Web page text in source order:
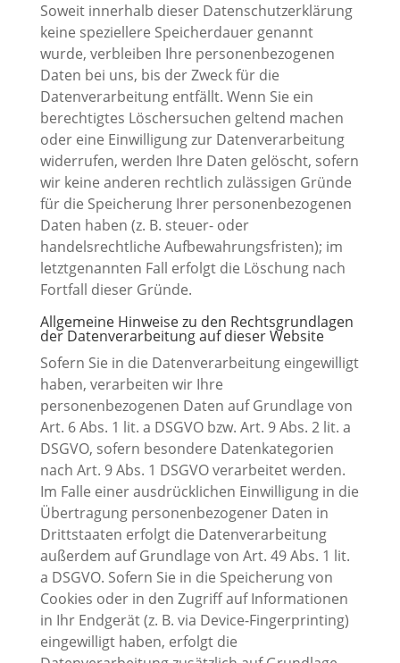
Soweit innerhalb dieser Datenschutzerklärung
keine speziellere Speicherdauer genannt
wurde, verbleiben Ihre personenbezogenen
Daten bei uns, bis der Zweck für die
Datenverarbeitung entfällt. Wenn Sie ein
berechtigtes Löschersuchen geltend machen
oder eine Einwilligung zur Datenverarbeitung
widerrufen, werden Ihre Daten gelöscht, sofern
wir keine anderen rechtlich zulässigen Gründe
für die Speicherung Ihrer personenbezogenen
Daten haben (z. B. steuer- oder
handelsrechtliche Aufbewahrungsfristen); im
letztgenannten Fall erfolgt die Löschung nach
Fortfall dieser Gründe.
Allgemeine Hinweise zu den Rechtsgrundlagen
der Datenverarbeitung auf dieser Website
Sofern Sie in die Datenverarbeitung eingewilligt
haben, verarbeiten wir Ihre
personenbezogenen Daten auf Grundlage von
Art. 6 Abs. 1 lit. a DSGVO bzw. Art. 9 Abs. 2 lit. a
DSGVO, sofern besondere Datenkategorien
nach Art. 9 Abs. 1 DSGVO verarbeitet werden.
Im Falle einer ausdrücklichen Einwilligung in die
Übertragung personenbezogener Daten in
Drittstaaten erfolgt die Datenverarbeitung
außerdem auf Grundlage von Art. 49 Abs. 1 lit.
a DSGVO. Sofern Sie in die Speicherung von
Cookies oder in den Zugriff auf Informationen
in Ihr Endgerät (z. B. via Device-Fingerprinting)
eingewilligt haben, erfolgt die